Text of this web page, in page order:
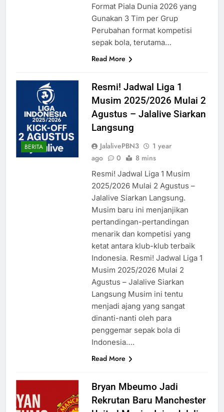
Format Piala Dunia 2026 yang
Gunakan 3 Tim per Grup
Perubahan format kompetisi
sepak bola, terutama…
Read More
BERITA
Resmi! Jadwal Liga 1
Musim 2025/2026 Mulai 2
Agustus – Jalalive Siarkan
Langsung
JalalivePBN3
1 year
ago
0 8 mins
Resmi! Jadwal Liga 1 Musim
2025/2026 Mulai 2 Agustus –
Jalalive Siarkan Langsung.
Musim baru ini menjanjikan
pertandingan-pertandingan
menarik dan kompetisi yang
ketat antara klub-klub terbaik
Indonesia. Resmi! Jadwal Liga 1
Musim 2025/2026 Mulai 2
Agustus – Jalalive Siarkan
Langsung Musim ini tentu
menjadi ajang yang sangat
dinanti-nanti oleh para
penggemar sepak bola di
Indonesia….
Read More
Bryan Mbeumo Jadi
Rekrutan Baru Manchester